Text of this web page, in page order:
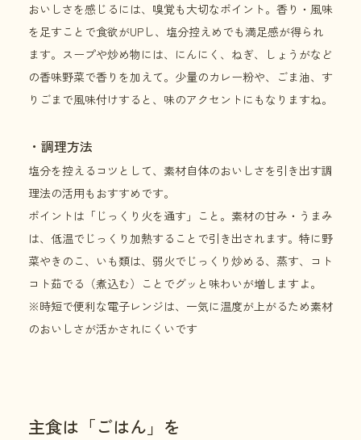
おいしさを感じるには、嗅覚も大切なポイント。香り・風味
を足すことで食欲がUPし、塩分控えめでも満足感が得られ
ます。スープや炒め物には、にんにく、ねぎ、しょうがなど
の香味野菜で香りを加えて。少量のカレー粉や、ごま油、す
りごまで風味付けすると、味のアクセントにもなりますね。
・調理方法
塩分を控えるコツとして、素材自体のおいしさを引き出す調
理法の活用もおすすめです。
ポイントは「じっくり火を通す」こと。素材の甘み・うまみ
は、低温でじっくり加熱することで引き出されます。特に野
菜やきのこ、いも類は、弱火でじっくり炒める、蒸す、コト
コト茹でる（煮込む）ことでグッと味わいが増しますよ。
※時短で便利な電子レンジは、一気に温度が上がるため素材
のおいしさが活かされにくいです
主食は「ごはん」を